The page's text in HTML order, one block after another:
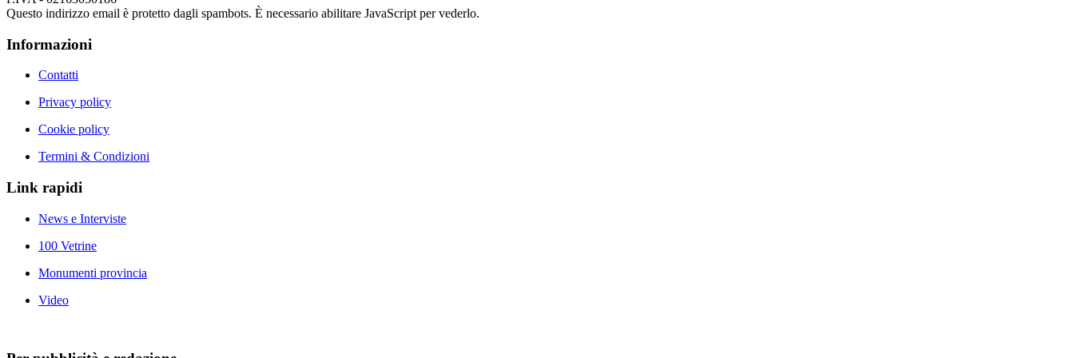
Questo indirizzo email è protetto dagli spambots. È necessario abilitare JavaScript per vederlo.
Informazioni
Contatti
Privacy policy
Cookie policy
Termini & Condizioni
Link rapidi
News e Interviste
100 Vetrine
Monumenti provincia
Video